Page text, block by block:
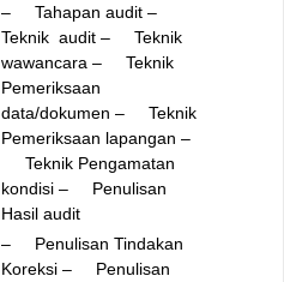
– Tahapan audit –
Teknik audit – Teknik
wawancara – Teknik
Pemeriksaan
data/dokumen – Teknik
Pemeriksaan lapangan –
Teknik Pengamatan
kondisi – Penulisan
Hasil audit
– Penulisan Tindakan
Koreksi – Penulisan